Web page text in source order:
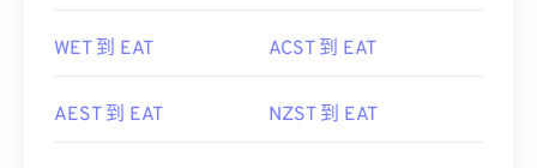
WET 到 EAT ACST 到 EAT
AEST 到 EAT NZST 到 EAT